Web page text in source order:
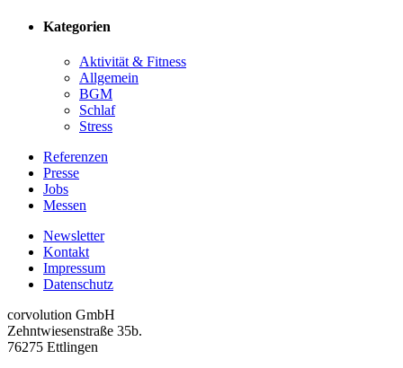
Kategorien
Aktivität & Fitness
Allgemein
BGM
Schlaf
Stress
Referenzen
Presse
Jobs
Messen
Newsletter
Kontakt
Impressum
Datenschutz
corvolution GmbH
Zehntwiesenstraße 35b.
76275 Ettlingen